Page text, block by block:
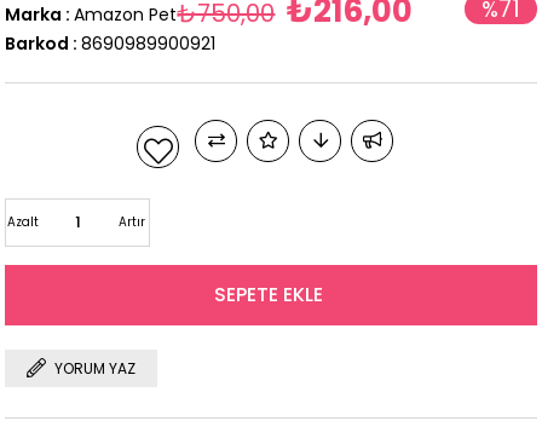
Marka : Amazon Pet %71
₺750,00 ₺216,00
Barkod : 8690989900921
Artır
Azalt
YORUM YAZ